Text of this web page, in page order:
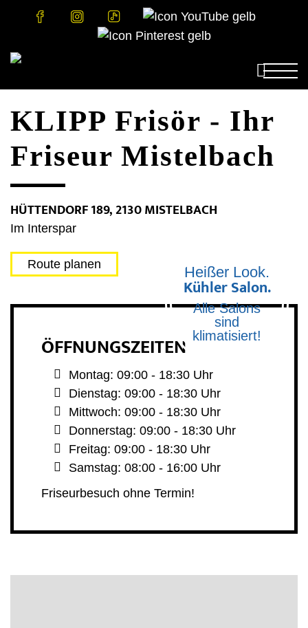

Salonbesuch
KLIPP Salon finden
Preise
Preisliste
Bonusclub
Rund ums Haar
Pflege
Farbe
Schnitt & Styling
Haarprobleme
Fairantwortung
Haarspende

Unternehmen
Über uns
Firmenauszeichnungen
Presse
Jobs
Offene Stellen
Lehre
Stylist
KLIPP Akademie

KLIPP Frisör - Ihr
Friseur Mistelbach
HÜTTENDORF 189, 2130 MISTELBACH
Im Interspar
Route planen Heißer Look.
Kühler Salon.
Alle Salons
sind
klimatisiert!
ÖFFNUNGSZEITEN
Montag: 09:00 - 18:30 Uhr
Dienstag: 09:00 - 18:30 Uhr
Mittwoch: 09:00 - 18:30 Uhr
Donnerstag: 09:00 - 18:30 Uhr
Freitag: 09:00 - 18:30 Uhr
Samstag: 08:00 - 16:00 Uhr
Friseurbesuch ohne Termin!